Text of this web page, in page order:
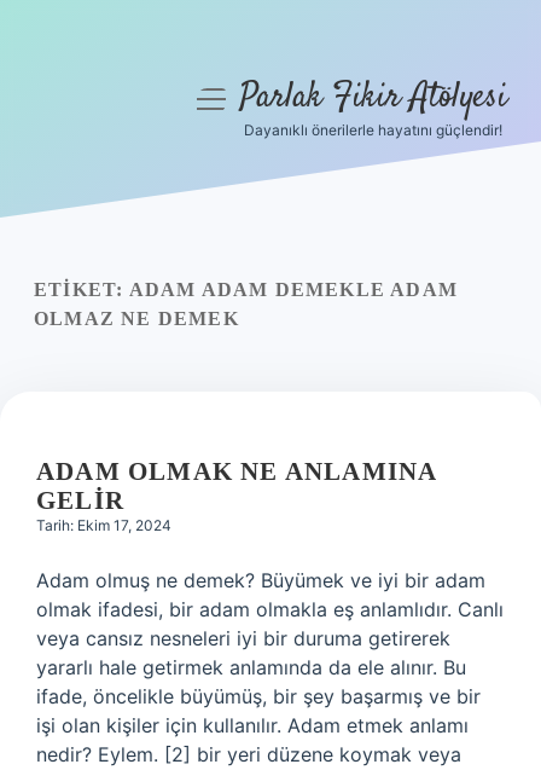
Yasal Uyarı
menüyüParlak Fikir Atölyesi
Dayanıklı önerilerle hayatını güçlendir!
ETIKET: ADAM ADAM DEMEKLE ADAM
OLMAZ NE DEMEK
ADAM OLMAK NE ANLAMINA
GELIR
Tarih: Ekim 17, 2024
Adam olmuş ne demek? Büyümek ve iyi bir adam
olmak ifadesi, bir adam olmakla eş anlamlıdır. Canlı
veya cansız nesneleri iyi bir duruma getirerek
yararlı hale getirmek anlamında da ele alınır. Bu
ifade, öncelikle büyümüş, bir şey başarmış ve bir
işi olan kişiler için kullanılır. Adam etmek anlamı
nedir? Eylem. [2] bir yeri düzene koymak veya